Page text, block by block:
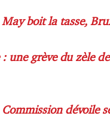
boit la tasse,
une grève du zèle
dévoile